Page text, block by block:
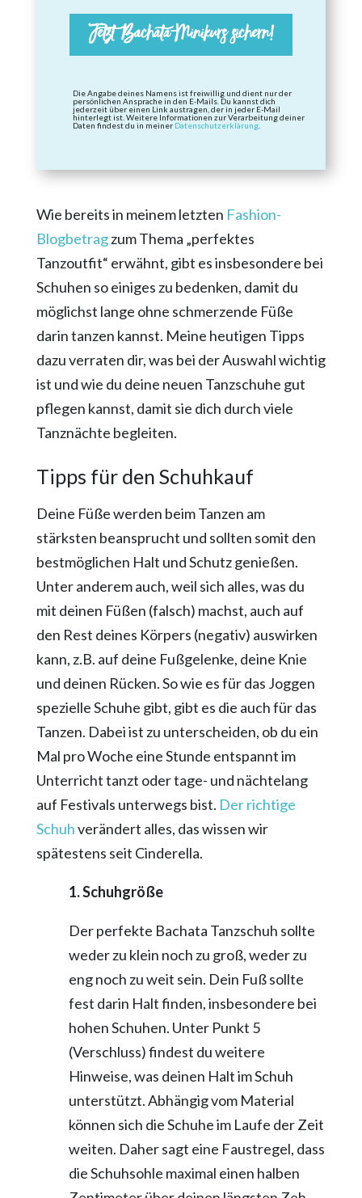
Jetzt Bachata-Minikurs sichern!
Die Angabe deines Namens ist freiwillig und dient nur der
persönlichen Ansprache in den E-Mails. Du kannst dich
jederzeit über einen Link austragen, der in jeder E-Mail
hinterlegt ist. Weitere Informationen zur Verarbeitung deiner
Daten findest du in meiner Datenschutzerklärung.
Wie bereits in meinem letzten Fashion-
Blogbetragzum Thema „perfektes
Tanzoutfit“ erwähnt, gibt es insbesondere bei
Schuhen so einiges zu bedenken, damit du
möglichst lange ohne schmerzende Füße
darin tanzen kannst. Meine heutigen Tipps
dazu verraten dir, was bei der Auswahl wichtig
ist und wie du deine neuen Tanzschuhe gut
pflegen kannst, damit sie dich durch viele
Tanznächte begleiten.
Tipps für den Schuhkauf
Deine Füße werden beim Tanzen am
stärksten beansprucht und sollten somit den
bestmöglichen Halt und Schutz genießen.
Unter anderem auch, weil sich alles, was du
mit deinen Füßen (falsch) machst, auch auf
den Rest deines Körpers (negativ) auswirken
kann, z.B. auf deine Fußgelenke, deine Knie
und deinen Rücken. So wie es für das Joggen
spezielle Schuhe gibt, gibt es die auch für das
Tanzen. Dabei ist zu unterscheiden, ob du ein
Mal pro Woche eine Stunde entspannt im
Unterricht tanzt oder tage- und nächtelang
auf Festivals unterwegs bist. Der richtige
Schuhverändert alles, das wissen wir
spätestens seit Cinderella.
1. Schuhgröße
Der perfekte Bachata Tanzschuh sollte
weder zu klein noch zu groß, weder zu
eng noch zu weit sein. Dein Fuß sollte
fest darin Halt finden, insbesondere bei
hohen Schuhen. Unter Punkt 5
(Verschluss) findest du weitere
Hinweise, was deinen Halt im Schuh
unterstützt. Abhängig vom Material
können sich die Schuhe im Laufe der Zeit
weiten. Daher sagt eine Faustregel, dass
die Schuhsohle maximal einen halben